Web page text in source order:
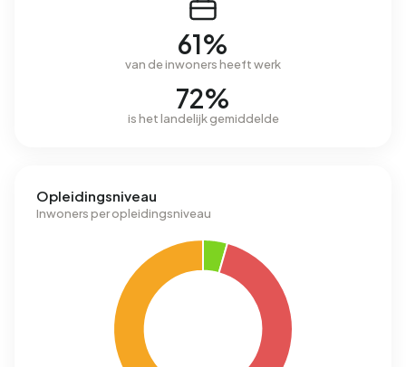
61%
van de inwoners heeft werk
72%
is het landelijk gemiddelde
Opleidingsniveau
Inwoners per opleidingsniveau